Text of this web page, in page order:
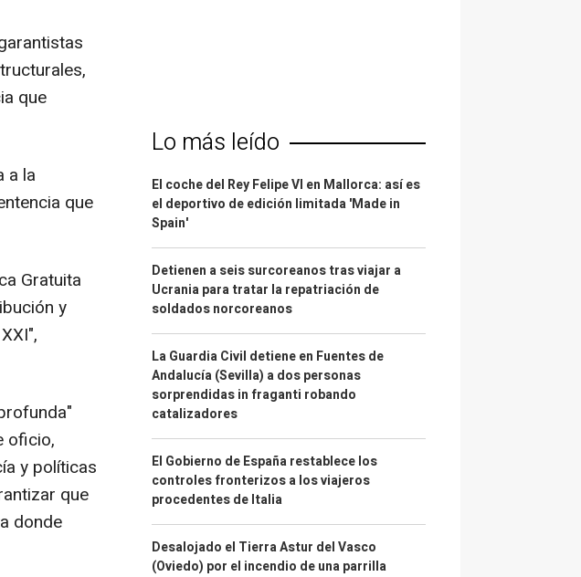
que
a la
que
Gratuita
y
oficio,
y políticas
que
donde
Lo más leído
El coche del Rey Felipe VI en Mallorca: así es
el deportivo de edición limitada 'Made in
Spain'
Detienen a seis surcoreanos tras viajar a
Ucrania para tratar la repatriación de
soldados norcoreanos
La Guardia Civil detiene en Fuentes de
Andalucía (Sevilla) a dos personas
sorprendidas in fraganti robando
catalizadores
El Gobierno de España restablece los
controles fronterizos a los viajeros
procedentes de Italia
Desalojado el Tierra Astur del Vasco
(Oviedo) por el incendio de una parrilla